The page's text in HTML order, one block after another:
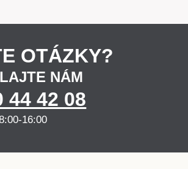
OTÁZKY?
NÁM
44 42 08
16:00